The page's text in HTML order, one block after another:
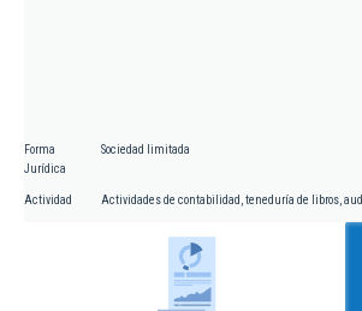
Forma
Jurídica
Sociedad limitada
Actividad Actividades de contabilidad, teneduría de libros,